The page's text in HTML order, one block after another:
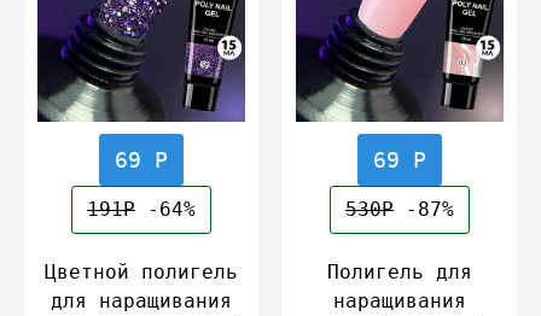
69 Р
191Р -64%
Цветной полигель
для наращивания
69 Р
530Р -87%
Полигель для
наращивания